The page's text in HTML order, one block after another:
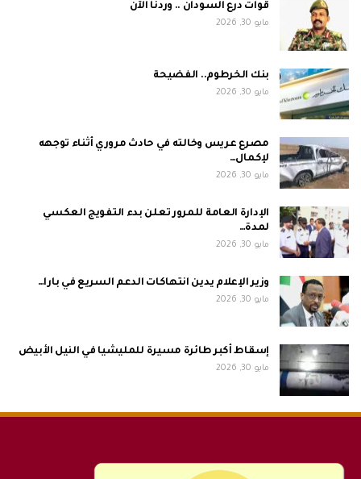
قوات درع السودان .. وردنا الآن
مايو 30, 2026
بنك الخرطوم.. الفضيحة
مايو 30, 2026
مصرع عريس وخالته في حادث مروري أثناء توجهه
لإكمال…
مايو 30, 2026
الإدارة العامة للمرور تعلن بدء التفويج العكسي
لمدة…
مايو 30, 2026
وزير الإعلام يدين انتهاكات الدعم السريع في بارا…
مايو 30, 2026
إسقاط أكبر طائرة مسيرة للمليشيا في النيل الأبيض
مايو 30, 2026